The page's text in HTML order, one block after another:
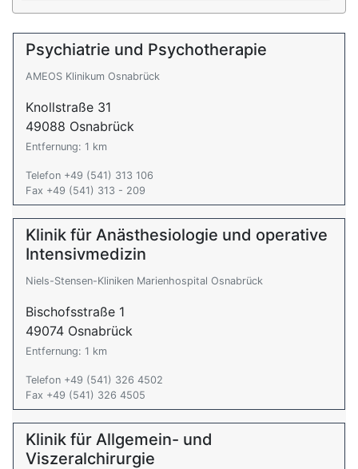
Psychiatrie und Psychotherapie
AMEOS Klinikum Osnabrück
Knollstraße 31
49088 Osnabrück
Entfernung: 1 km
Telefon +49 (541) 313 106
Fax +49 (541) 313 - 209
Klinik für Anästhesiologie und operative
Intensivmedizin
Niels-Stensen-Kliniken Marienhospital Osnabrück
Bischofsstraße 1
49074 Osnabrück
Entfernung: 1 km
Telefon +49 (541) 326 4502
Fax +49 (541) 326 4505
Klinik für Allgemein- und
Viszeralchirurgie